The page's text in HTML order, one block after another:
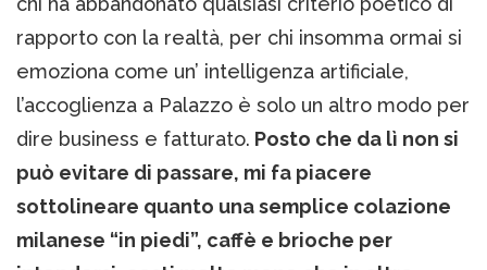
rapporto con la realtà, per chi insomma ormai si
emoziona come un’ intelligenza artificiale,
l’accoglienza a Palazzo è solo un altro modo per
dire business e fatturato. Posto che da lì non si
può evitare di passare, mi fa piacere
sottolineare quanto una semplice colazione
milanese “in piedi”, caffè e brioche per